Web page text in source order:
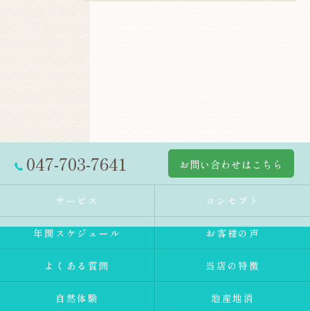
047-703-7641 お問い合わせはこちら
サービス コンセプト
年間スケジュール お客様の声
よくある質問 当店の特徴
自然体験 地産地消